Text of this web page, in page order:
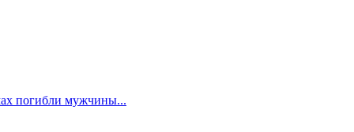
погибли мужчины...